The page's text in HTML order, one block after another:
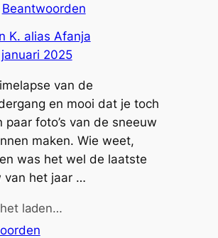
Beantwoorden
K. alias Afanja
januari 2025
van de
en mooi dat je toch
paar foto’s van de sneeuw
maken. Wie weet,
was het wel de laatste
van het jaar …
laden…